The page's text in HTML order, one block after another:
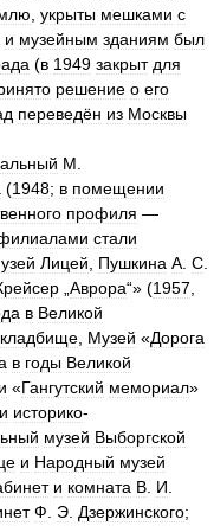
укрыты мешками с
и музейным зданиям был
(в 1949 закрыт для
решение о его
переведён из Москвы
М
(1948; в помещении
профиля —
стали
Лицей Пушкина А С
Аврора“» (1957
в Великой
кладбище Музей «Дорога
в годы Великой
и «Гангутский мемориал»
историко-
музей Выборгской
и Народный музей
и комната В И
Ф Э Дзержинского;